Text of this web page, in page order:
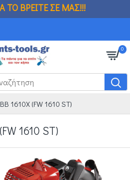
ΣΕ ΜΑΣ!!!
0
1610X (FW 1610 ST)
1610 ST)